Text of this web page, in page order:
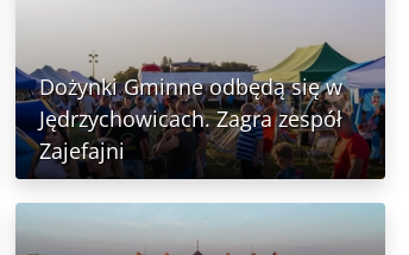
Dożynki Gminne odbędą się w
Jędrzychowicach. Zagra zespół
Zajefajni